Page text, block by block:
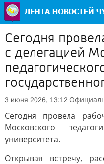
Сегодня
с делегацией
3 июня 2026, 13:12
Сегодня провела
Московского
университета.
Открывая встречу,